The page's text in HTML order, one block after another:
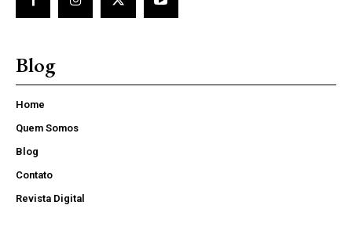
Blog
Home
Quem Somos
Blog
Contato
Revista Digital